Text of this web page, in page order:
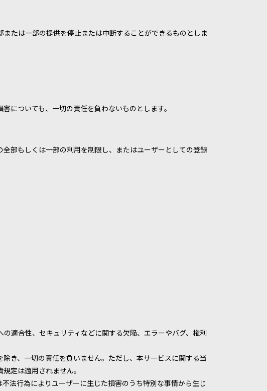
たは一部の提供を停止または中断することができるものとしま
についても、一切の責任を負わないものとします。
部もしくは一部の利用を制限し、またはユーザーとしての登録
適合性、セキュリティなどに関する欠陥、エラーやバグ、権利
き、一切の責任を負いません。ただし、本サービスに関する当
定は適用されません。
法行為によりユーザーに生じた損害のうち特別な事情から生じ